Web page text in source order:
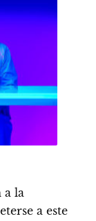
a la
a este